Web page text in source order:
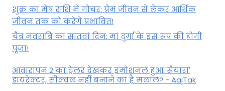
शुक्र का मेष राशि में गोचर: प्रेम जीवन से लेकर आर्थिक
जीवन तक को करेंगे प्रभावित!
चैत्र नवरात्रि का सातवां दिन: मां दुर्गा के इस रूप की होगी
पूजा!
आवारापन 2 का ट्रेलर देखकर इमोशनल हुआ 'सैयारा'
डायरेक्टर, सीक्वल नहीं बनाने का है मलाल? - AajTak